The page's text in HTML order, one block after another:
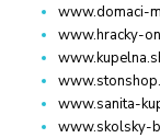
www.domaci-
www.hracky-
www.sanita-
www.skolsky-